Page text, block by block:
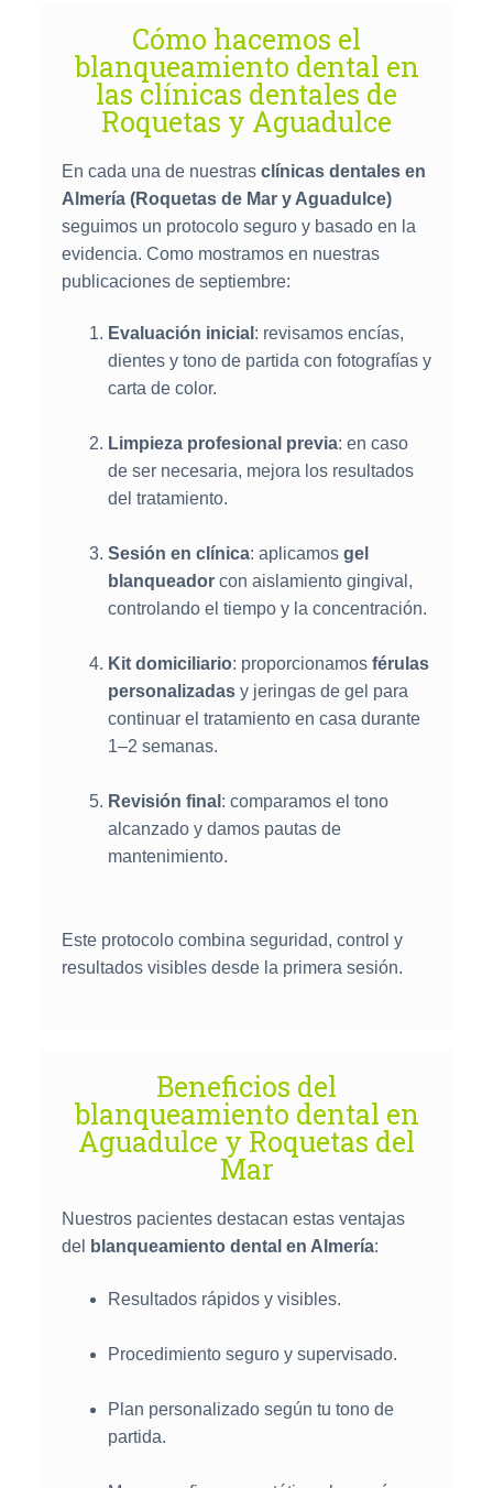
Cómo hacemos el
blanqueamiento dental en
las clínicas dentales de
Roquetas y Aguadulce
En cada una de nuestras clínicas dentales en
Almería (Roquetas de Mar y Aguadulce)
seguimos un protocolo seguro y basado en la
evidencia. Como mostramos en nuestras
publicaciones de septiembre:
Evaluación inicial : revisamos encías,
dientes y tono de partida con fotografías y
carta de color.
Limpieza profesional previa: en caso
de ser necesaria, mejora los resultados
del tratamiento.
Sesión en clínica: aplicamos gel
blanqueadorcon aislamiento gingival,
controlando el tiempo y la concentración.
Kit domiciliario: proporcionamos férulas
personalizadasy jeringas de gel para
continuar el tratamiento en casa durante
1–2 semanas.
Revisión final : comparamos el tono
alcanzado y damos pautas de
mantenimiento.
Este protocolo combina seguridad, control y
resultados visibles desde la primera sesión.
Beneficios del
blanqueamiento dental en
Aguadulce y Roquetas del
Mar
Nuestros pacientes destacan estas ventajas
del
blanqueamiento dental en Almería:
Resultados rápidos y visibles.
Procedimiento seguro y supervisado.
Plan personalizado según tu tono de
partida.